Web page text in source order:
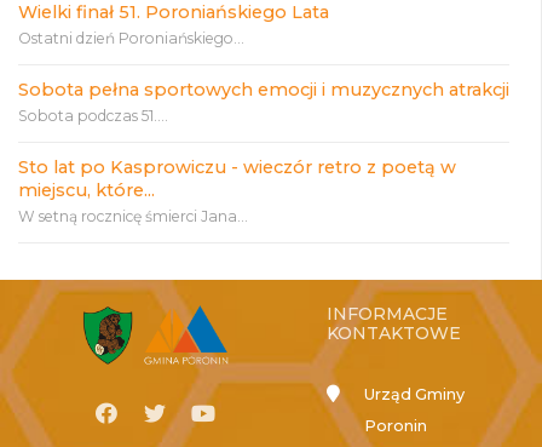
Wielki finał 51. Poroniańskiego Lata
Ostatni dzień Poroniańskiego...
Sobota pełna sportowych emocji i muzycznych atrakcji
Sobota podczas 51....
Sto lat po Kasprowiczu - wieczór retro z poetą w
miejscu, które...
W setną rocznicę śmierci Jana...
INFORMACJE
KONTAKTOWE
Urząd Gminy
Poronin